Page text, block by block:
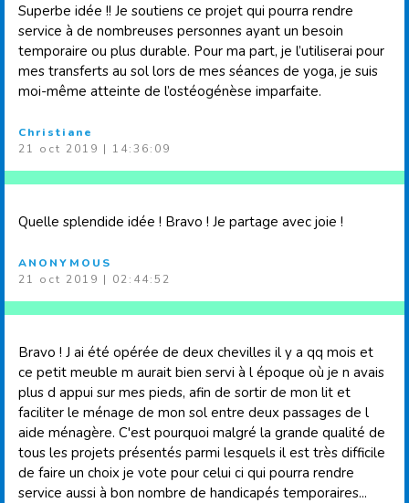
Superbe idée !! Je soutiens ce projet qui pourra rendre
service à de nombreuses personnes ayant un besoin
temporaire ou plus durable. Pour ma part, je l’utiliserai pour
mes transferts au sol lors de mes séances de yoga, je suis
moi-même atteinte de l’ostéogénèse imparfaite.
Christiane
21 oct 2019 | 14:36:09
Quelle splendide idée ! Bravo ! Je partage avec joie !
ANONYMOUS
21 oct 2019 | 02:44:52
Bravo ! J ai été opérée de deux chevilles il y a qq mois et
ce petit meuble m aurait bien servi à l époque où je n avais
plus d appui sur mes pieds, afin de sortir de mon lit et
faciliter le ménage de mon sol entre deux passages de l
aide ménagère. C'est pourquoi malgré la grande qualité de
tous les projets présentés parmi lesquels il est très difficile
de faire un choix je vote pour celui ci qui pourra rendre
service aussi à bon nombre de handicapés temporaires...